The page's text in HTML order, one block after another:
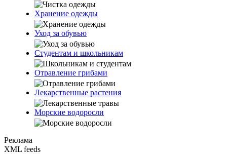
Хранение одежды
Уход за обувью
Студентам и школьникам
Отравление грибами
Лекарственные растения
Морские водоросли
Реклама
XML feeds